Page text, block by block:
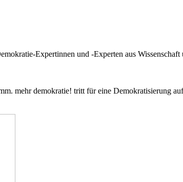
Expertinnen und -Experten aus
mehr demokratie! tritt für eine Demokratisierung